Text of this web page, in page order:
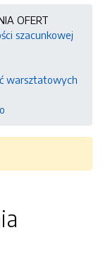
OFERT
szacunkowej
warsztatowych